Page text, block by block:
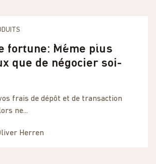
de comparer des
et des poires»
fortune: Même plus
que de négocier soi-
frais de dépôt et de transaction
ne...
Herren